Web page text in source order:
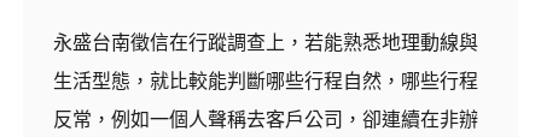
永盛台南徵信在行蹤調查上，若能熟悉地理動線與
生活型態，就比較能判斷哪些行程自然，哪些行程
反常，例如一個人聲稱去客戶公司，卻連續在非辦